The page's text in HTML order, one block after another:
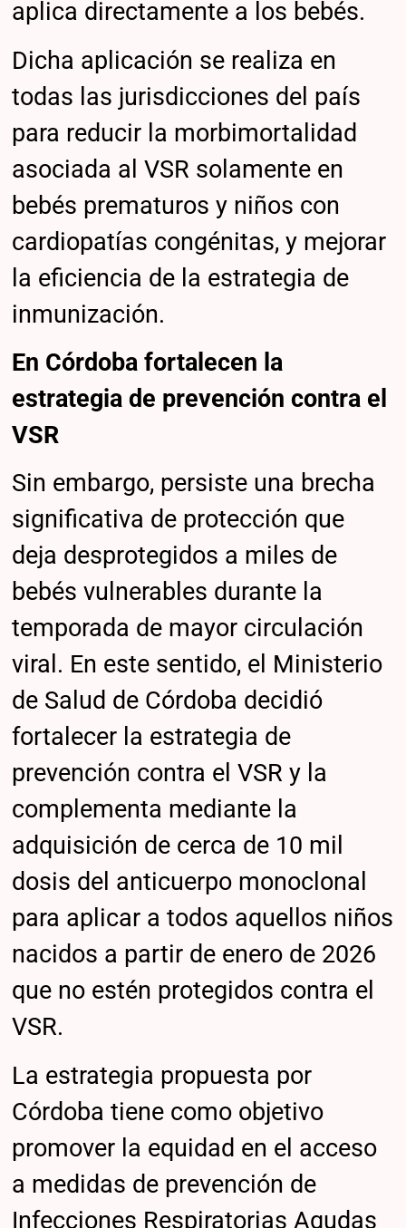
aplica directamente a los bebés.
Dicha aplicación se realiza en
todas las jurisdicciones del país
para reducir la morbimortalidad
asociada al VSR solamente en
bebés prematuros y niños con
cardiopatías congénitas, y mejorar
la eficiencia de la estrategia de
inmunización.
En Córdoba fortalecen la
estrategia de prevención contra el
VSR
Sin embargo, persiste una brecha
significativa de protección que
deja desprotegidos a miles de
bebés vulnerables durante la
temporada de mayor circulación
viral. En este sentido, el Ministerio
de Salud de Córdoba decidió
fortalecer la estrategia de
prevención contra el VSR y la
complementa mediante la
adquisición de cerca de 10 mil
dosis del anticuerpo monoclonal
para aplicar a todos aquellos niños
nacidos a partir de enero de 2026
que no estén protegidos contra el
VSR.
La estrategia propuesta por
Córdoba tiene como objetivo
promover la equidad en el acceso
a medidas de prevención de
Infecciones Respiratorias Agudas